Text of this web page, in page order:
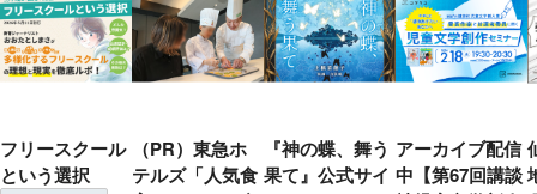
フリースクール
という選択
（PR）東急ホ
テルズ「人気食
『神の蝶、舞う
果て』公式サイ
アーカイブ配信
中【第67回講談